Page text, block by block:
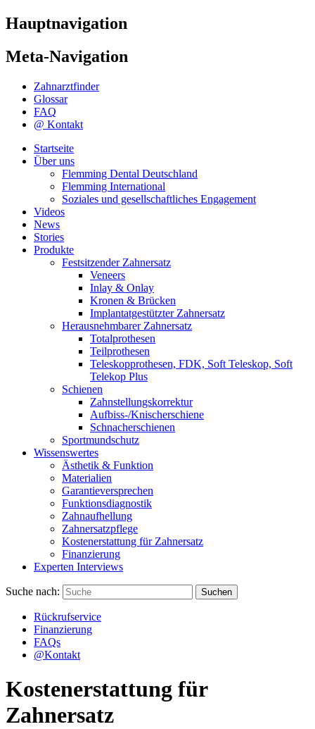
Hauptnavigation
Meta-Navigation
Zahnarztfinder
Glossar
FAQ
@ Kontakt
Startseite
Über uns
Flemming Dental Deutschland
Flemming International
Soziales und gesellschaftliches Engagement
Videos
News
Stories
Produkte
Festsitzender Zahnersatz
Veneers
Inlay & Onlay
Kronen & Brücken
Implantatgestützter Zahnersatz
Herausnehmbarer Zahnersatz
Totalprothesen
Teilprothesen
Teleskopprothesen, FDK, Soft Teleskop, Soft
Telekop Plus
Schienen
Zahnstellungskorrektur
Aufbiss-/Knischerschiene
Schnacherschienen
Sportmundschutz
Wissenswertes
Ästhetik & Funktion
Materialien
Garantieversprechen
Funktionsdiagnostik
Zahnaufhellung
Zahnersatzpflege
Kostenerstattung für Zahnersatz
Finanzierung
Experten Interviews
Suche nach: Suchen
Rückrufservice
Finanzierung
FAQs
@Kontakt
Kostenerstattung für
Zahnersatz